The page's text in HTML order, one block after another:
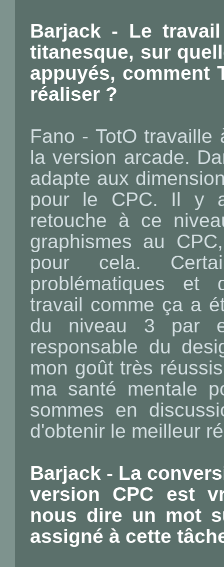
Barjack - Le
titanesque, sur
appuyés, comment
réaliser ?
Fano - TotO
la version arcade.
adapte aux
pour le CPC. Il y
retouche à ce
graphismes au
pour cela.
problématiques et
travail comme ça a
du niveau 3 par
responsable du
mon goût très
ma santé mentale
sommes en
d'obtenir le meilleur
Barjack - La
version CPC est
nous dire un mot
assigné à cette